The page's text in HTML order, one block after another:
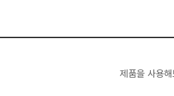
제품을 사용